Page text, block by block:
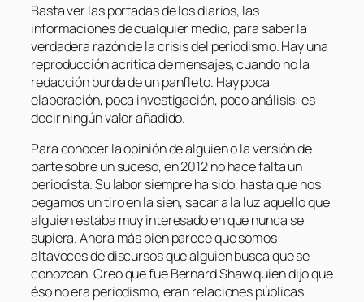
Basta ver las portadas de los diarios, las
informaciones de cualquier medio, para saber la
verdadera razón de la crisis del periodismo. Hay una
reproducción acrítica de mensajes, cuando no la
redacción burda de un panfleto. Hay poca
elaboración, poca investigación, poco análisis: es
decir ningún valor añadido.
Para conocer la opinión de alguien o la versión de
parte sobre un suceso, en 2012 no hace falta un
periodista. Su labor siempre ha sido, hasta que nos
pegamos un tiro en la sien, sacar a la luz aquello que
alguien estaba muy interesado en que nunca se
supiera. Ahora más bien parece que somos
altavoces de discursos que alguien busca que se
conozcan. Creo que fue Bernard Shaw quien dijo que
éso no era periodismo, eran relaciones públicas.